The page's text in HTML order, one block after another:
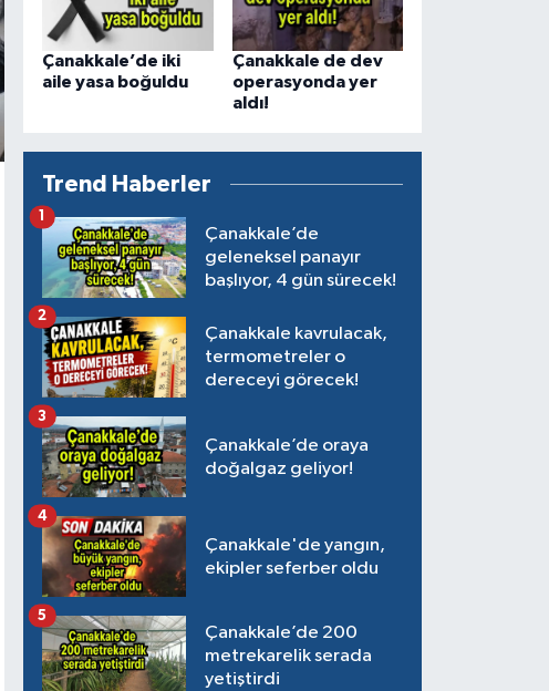
Çanakkale’de iki
aile yasa boğuldu
Çanakkale de dev
operasyonda yer
aldı!
Trend Haberler
Çanakkale’de
geleneksel panayır
başlıyor, 4 gün sürecek!
1
Çanakkale kavrulacak,
termometreler o
dereceyi görecek!
2
Çanakkale’de oraya
doğalgaz geliyor!
3
Çanakkale'de yangın,
ekipler seferber oldu
4
Çanakkale’de 200
metrekarelik serada
yetiştirdi
5